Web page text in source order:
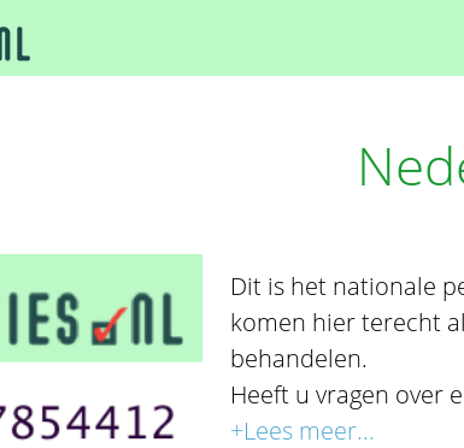
Dit is het nationale
komen hier terecht
behandelen.
Heeft u vragen over
+Lees meer...